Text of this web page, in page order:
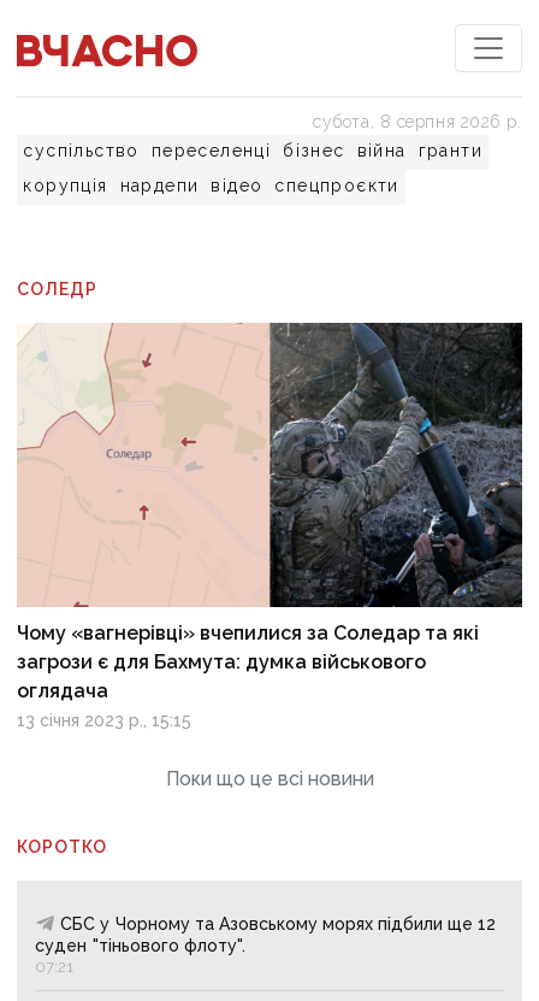
суспільство переселенці бізнес війна
гранти
корупція
нардепи відео спецпроєкти
субота, 8 серпня 2026 р.
СОЛЕДР
Чому «вагнерівці» вчепилися за Соледар та які
загрози є для Бахмута: думка військового
оглядача
13 січня 2023 р., 15:15
Поки що це всі новини
КОРОТКО
СБС у Чорному та Азовському морях підбили ще 12
суден "тіньового флоту".
07:21